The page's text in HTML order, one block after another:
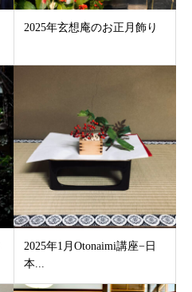
2025年玄想庵のお正月飾り
2025年1月Otonaimi講座−日
本...